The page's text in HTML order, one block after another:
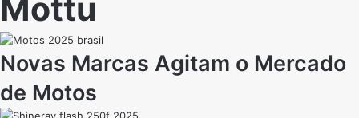
Mottu
Novas Marcas Agitam o Mercado
de Motos